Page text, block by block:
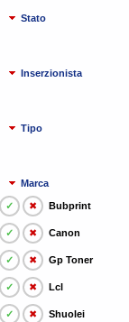
Stato
Inserzionista
Tipo
Marca
✓ ✖ Bubprint
✓ ✖ Canon
✓ ✖ Gp Toner
✓ ✖ Lcl
✓ ✖ Shuolei